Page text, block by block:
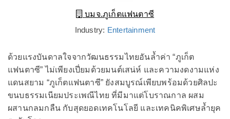
บมจ.ภูเก็ตแฟนตาซี
Industry: Entertainment
ด้วยแรงบันดาลใจจากวัฒนธรรมไทยอันล้ำค่า “ภูเก็ต
แฟนตาซี” ไม่เพียงเปี่ยมด้วยมนต์เสน่ห์ และความงดงามแห่ง
แดนสยาม “ภูเก็ตแฟนตาซี” ยังสมบูรณ์เพียบพร้อมด้วยศิลปะ
ขนบธรรมเนียมประเพณีไทย ที่มีมาแต่โบราณกาล ผสม
ผสานกลมกลืน กับสุดยอดเทคโนโลยี และเทคนิคพิเศษล้ำยุค